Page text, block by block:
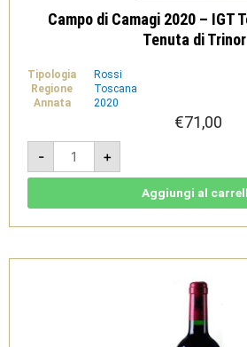
Campo di Camagi 2020 – IGT
Tenuta di
Tipologia
Rossi
Regione
Toscana
Annata
2020
€71,00
-
Campo
Camagi
2020
Rosso
di
+
Aggiungi al